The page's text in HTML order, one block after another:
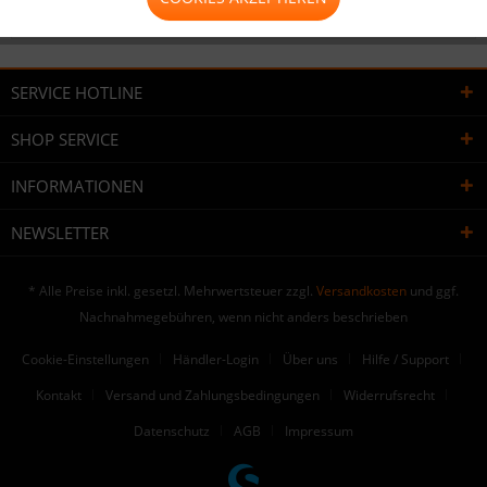
Bewertungen lesen, schreiben und diskutieren...
SERVICE HOTLINE
SHOP SERVICE
INFORMATIONEN
NEWSLETTER
* Alle Preise inkl. gesetzl. Mehrwertsteuer zzgl. Versandkosten und ggf.
Nachnahmegebühren, wenn nicht anders beschrieben
Cookie-Einstellungen Händler-Login Über uns
Hilfe / Support
Kontakt
Versand und Zahlungsbedingungen
Widerrufsrecht
Datenschutz
AGB Impressum